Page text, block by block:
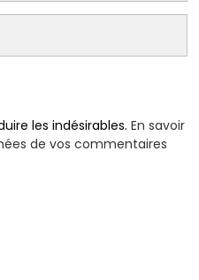
les indésirables.En savoir
de vos commentaires